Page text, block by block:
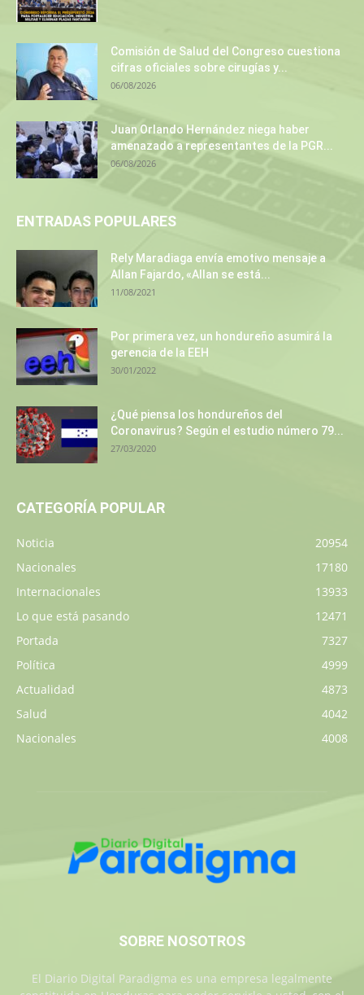
Comisión de Salud del Congreso cuestiona
cifras oficiales sobre cirugías y...
06/08/2026
Juan Orlando Hernández niega haber
amenazado a representantes de la PGR...
06/08/2026
ENTRADAS POPULARES
Rely Maradiaga envía emotivo mensaje a
Allan Fajardo, «Allan se está...
11/08/2021
Por primera vez, un hondureño asumirá la
gerencia de la EEH
30/01/2022
¿Qué piensa los hondureños del
Coronavirus? Según el estudio número 79...
27/03/2020
CATEGORÍA POPULAR
Noticia
20954
Nacionales
17180
Internacionales
13933
Lo que está pasando
12471
Portada
7327
Política
4999
Actualidad
4873
Salud
4042
Nacionales
4008
SOBRE NOSOTROS
El Diario Digital Paradigma es una empresa legalmente